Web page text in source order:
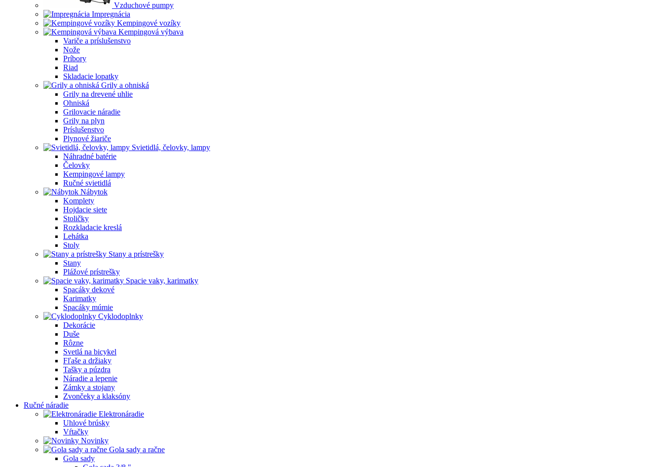
Vzduchové pumpy
Impregnácia
Kempingové vozíky
Kempingová výbava
Variče a príslušenstvo
Nože
Príbory
Riad
Skladacie lopatky
Grily a ohniská
Grily na drevené uhlie
Ohniská
Grilovacie náradie
Grily na plyn
Príslušenstvo
Plynové žiariče
Svietidlá, čelovky, lampy
Náhradné batérie
Čelovky
Kempingové lampy
Ručné svietidlá
Nábytok
Komplety
Hojdacie siete
Stoličky
Rozkladacie kreslá
Lehátka
Stoly
Stany a prístrešky
Stany
Plážové prístrešky
Spacie vaky, karimatky
Spacáky dekové
Karimatky
Spacáky múmie
Cyklodoplnky
Dekorácie
Duše
Rôzne
Svetlá na bicykel
Fľaše a držiaky
Tašky a púzdra
Náradie a lepenie
Zámky a stojany
Zvončeky a klaksóny
Ručné náradie
Elektronáradie
Uhlové brúsky
Vŕtačky
Novinky
Gola sady a račne
Gola sady